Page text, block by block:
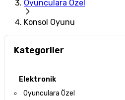
Oyunculara Özel
Konsol Oyunu
Kategoriler
Elektronik
Oyunculara Özel